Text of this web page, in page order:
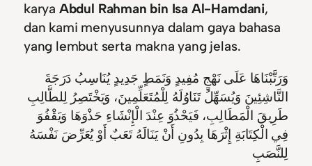
karya Abdul Rahman bin Isa Al-Hamdani,
dan kami menyusunnya dalam gaya bahasa
yang lembut serta makna yang jelas.
وَرَتَّبْنَاهَا عَلَى نَهْجٍ مُفِيدٍ وَنَمَطٍ جَدِيدٍ يُنَاسِبُ دَرَجَةَ
النَّاشِئِينَ وَيُسَهِّلُ تَنَاوُلَهُ لِلْمُتَعَلِّمِينَ، وَيَخْتَصِرُ لِلطَّالِبِ
طَرِيقَ الْمَطَالِبِ، فَيَحْذُوَ عِنْدَ الْإِنْشَاءِ حَذْوَهَا وَيَقْفُوَ
فِي الْكِتَابَةِ إِثْرَهَا بِدُونِ أَنْ يَنَالَهُ تَعَبٌ أَوْ يُعَرِّضَ نَفْسَهُ
لِلنَّصَبِ